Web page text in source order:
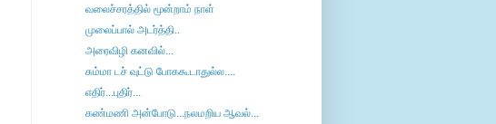
வலைச்சரத்தில் மூன்றாம் நாள்
முலைப்பால் அடர்த்தி..
அரைவிழி கனவில்...
சும்மா டச் வுட்டு போககூடாதுல்ல....
எதிர்...புதிர்...
கண்மணி அன்போடு...நலமறிய ஆவல்...